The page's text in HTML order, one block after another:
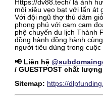
Https://dv88.tech/ là ảnh
mỏi xiêu vẹo bạt với lấn át
Với đội ngũ thợ thủ dâm
phong phú với cam cam
phệ chuyến du lịch Thành
đồng hành đồng hành
người tiêu dùng trong cuộc
📢 Liên hệ
/ GUESTPOST chất
Sitemap: https://